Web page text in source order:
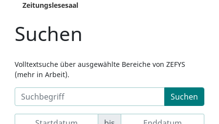
Zeitungslesesaal
Suchen
Volltextsuche über ausgewählte Bereiche von ZEFYS
(mehr in Arbeit).
Suchen